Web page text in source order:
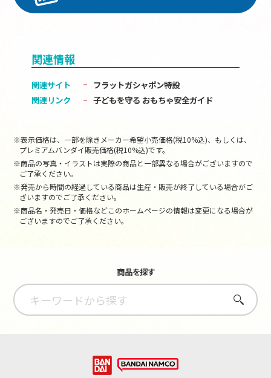
関連情報
関連サイト
フラットガシャポン特設
関連リンク
子どもを守る おもちゃ安全ガイド
※表示価格は、一部を除きメーカー希望小売価格(税10%込)、もしくは、
プレミアムバンダイ販売価格(税10%込)です。
※商品の写真・イラストは実際の商品と一部異なる場合がございますので
ご了承ください。
※発売から時間の経過している商品は生産・販売が終了している場合がご
ざいますのでご了承ください。
※商品名・発売日・価格などこのホームページの情報は変更になる場合が
ございますのでご了承ください。
商品を探す
さがす